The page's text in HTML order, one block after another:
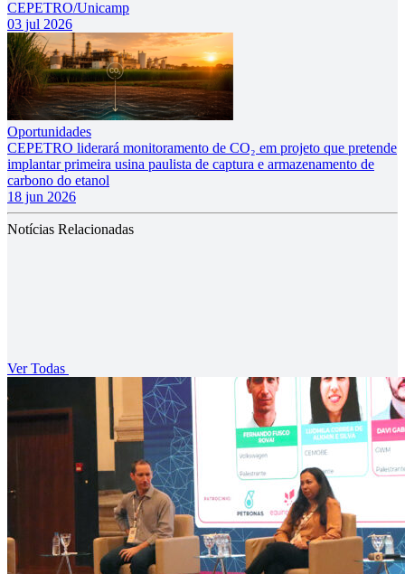
CEPETRO/Unicamp
03 jul 2026
Oportunidades
CEPETRO liderará monitoramento de CO₂ em projeto que pretende
implantar primeira usina paulista de captura e armazenamento de
carbono do etanol
18 jun 2026
Notícias Relacionadas
Ver Todas